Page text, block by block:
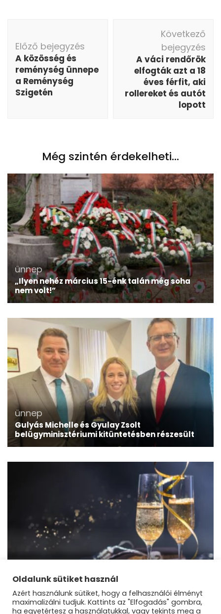
navigáció
Előző bejegyzés
A közösség és
reménység ünnepe
a Reménység
Szigetén
Következő
bejegyzés
A váci rendőrök
elfogták azt a 18
éves férfit, aki
rollereket és autót
lopott
Még szintén érdekelheti...
ünnep
„Ilyen nehéz március 15-énk talán még soha
nem volt!”
ünnep
Gulyás Michelle és Gyulay Zsolt
belügyminisztériumi kitüntetésben részesült
Boldog új évet!
Oldalunk sütiket használ
Azért használunk sütiket, hogy a felhasználói élményt
maximalizálni tudjuk. Kattints az "Elfogadás" gombra,
ha egyetértesz a használatukkal, vagy tekints meg a